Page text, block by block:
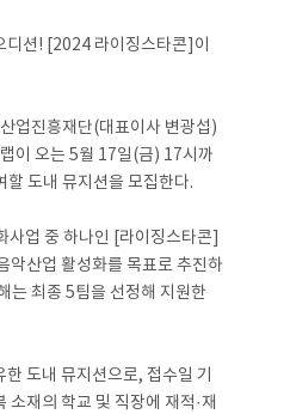
디션! [2024 라이징스타콘]이
업진흥재단(대표이사 변광섭)
이 오는 5월 17일(금) 17시까
도내 뮤지션을 모집한다.
업 중 하나인 [라이징스타콘]
악산업 활성화를 목표로 추진하
는 최종 5팀을 선정해 지원한
도내 뮤지션으로, 접수일 기
소재의 학교 및 직장에 재적·재